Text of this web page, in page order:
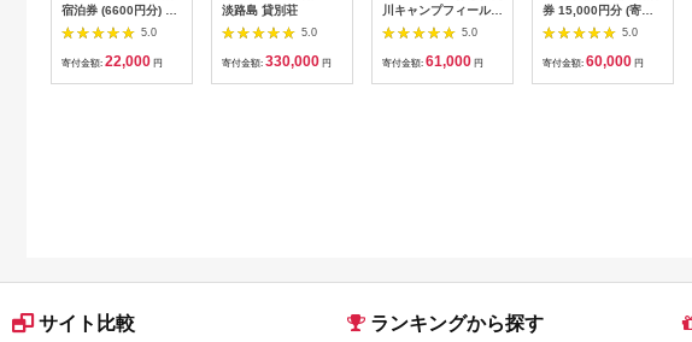
宿泊券 (6600円分) ワ
ーケーションお試しプ
ラン｜東北 福島県 会
津若松市 東山温泉 旅
5.0
寄付金額: 22,000 円
淡路島 貸別荘
5.0
寄付金額: 330,000 円
川キャンプフィールド
「住箱-jyubako-」ペ
ア宿泊チケット
5.0
寄付金額: 61,000 円
券 15,000円分 (寄附
額 60,000円) 宿泊チ
ケット 宿泊 宿 山小屋
山荘 ホテル 旅 旅行
5.0
寄付金額: 60,000 円
サイト比較 ランキングから探す